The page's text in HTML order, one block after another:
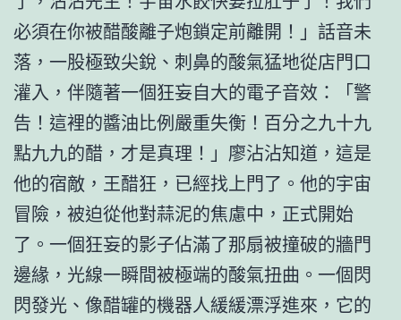
必須在你被醋酸離子炮鎖定前離開！」話音未
落，一股極致尖銳、刺鼻的酸氣猛地從店門口
灌入，伴隨著一個狂妄自大的電子音效：「警
告！這裡的醬油比例嚴重失衡！百分之九十九
點九九的醋，才是真理！」廖沾沾知道，這是
他的宿敵，王醋狂，已經找上門了。他的宇宙
冒險，被迫從他對蒜泥的焦慮中，正式開始
了。一個狂妄的影子佔滿了那扇被撞破的牆門
邊緣，光線一瞬間被極端的酸氣扭曲。一個閃
閃發光、像醋罐的機器人緩緩漂浮進來，它的